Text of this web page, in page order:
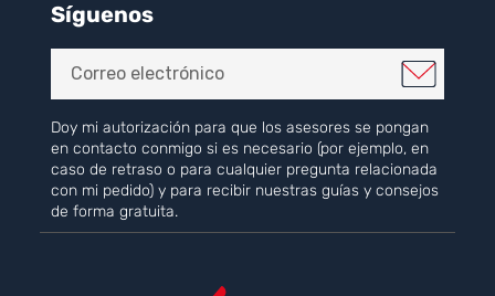
Síguenos
Doy mi autorización para que los asesores se pongan
en contacto conmigo si es necesario (por ejemplo, en
caso de retraso o para cualquier pregunta relacionada
con mi pedido) y para recibir nuestras guías y consejos
de forma gratuita.